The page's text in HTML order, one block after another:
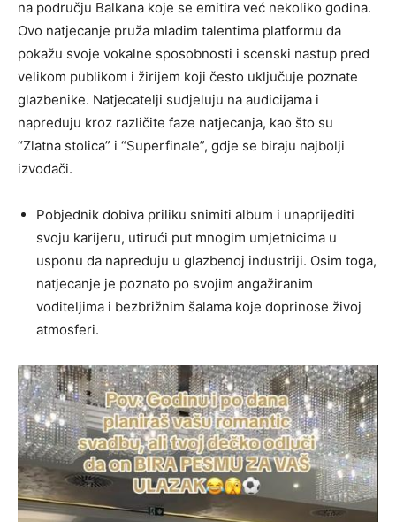
na području Balkana koje se emitira već nekoliko godina.
Ovo natjecanje pruža mladim talentima platformu da
pokažu svoje vokalne sposobnosti i scenski nastup pred
velikom publikom i žirijem koji često uključuje poznate
glazbenike. Natjecatelji sudjeluju na audicijama i
napreduju kroz različite faze natjecanja, kao što su
“Zlatna stolica” i “Superfinale”, gdje se biraju najbolji
izvođači.
Pobjednik dobiva priliku snimiti album i unaprijediti
svoju karijeru, utirući put mnogim umjetnicima u
usponu da napreduju u glazbenoj industriji. Osim toga,
natjecanje je poznato po svojim angažiranim
voditeljima i bezbrižnim šalama koje doprinose živoj
atmosferi.